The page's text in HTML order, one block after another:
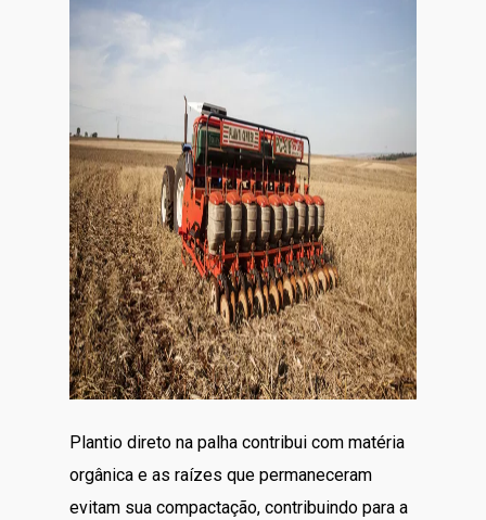
Plantio direto na palha contribui com matéria
orgânica e as raízes que permaneceram
evitam sua compactação, contribuindo para a